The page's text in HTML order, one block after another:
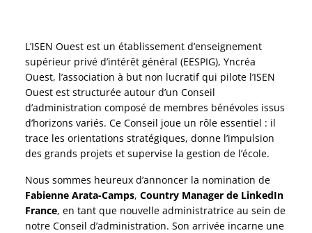
L’ISEN Ouest est un établissement d’enseignement
supérieur privé d’intérêt général (EESPIG), Yncréa
Ouest, l’association à but non lucratif qui pilote l’ISEN
Ouest est structurée autour d’un Conseil
d’administration composé de membres bénévoles issus
d’horizons variés. Ce Conseil joue un rôle essentiel : il
trace les orientations stratégiques, donne l’impulsion
des grands projets et supervise la gestion de l’école.
Nous sommes heureux d’annoncer la nomination de
Fabienne Arata-Camps,Country Manager de LinkedIn
France, en tant que nouvelle administratrice au sein de
notre Conseil d’administration. Son arrivée incarne une